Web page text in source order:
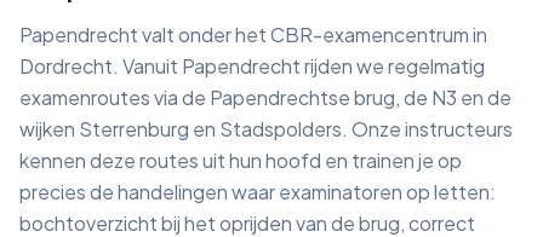
Papendrecht valt onder het CBR-examencentrum in
Dordrecht. Vanuit Papendrecht rijden we regelmatig
examenroutes via de Papendrechtse brug, de N3 en de
wijken Sterrenburg en Stadspolders. Onze instructeurs
kennen deze routes uit hun hoofd en trainen je op
precies de handelingen waar examinatoren op letten:
bochtoverzicht bij het oprijden van de brug, correct